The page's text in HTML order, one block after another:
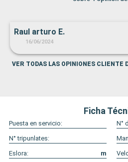
Raul arturo E.
16/06/2024
VER TODAS LAS OPINIONES CLIENTE
Ficha
Puesta en servicio:
N°
N° tripunlates:
Eslora:
m